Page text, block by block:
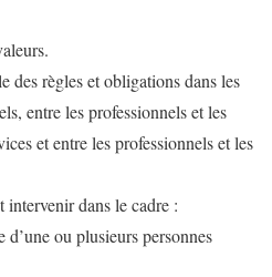
des règles et obligations dans les
entre les professionnels et les
et entre les professionnels et les
dans le cadre :
ou plusieurs personnes